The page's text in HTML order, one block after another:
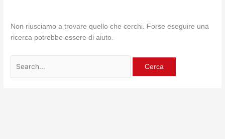
Non riusciamo a trovare quello che cerchi. Forse eseguire una
ricerca potrebbe essere di aiuto.